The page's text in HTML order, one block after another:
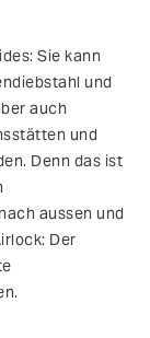
Sie kann
und
auch
und
Denn das ist
aussen und
Der